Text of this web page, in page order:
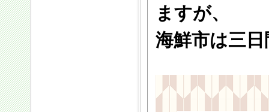
ますが、
海鮮市は三